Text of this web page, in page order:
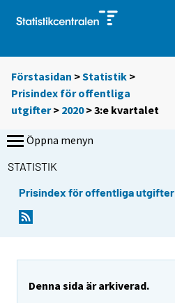
Förstasidan >Statistik >
Prisindex för offentliga
utgifter> 2020>3:e kvartalet
Öppna menyn
STATISTIK
Prisindex för offentliga utgifter
Denna sida är arkiverad.